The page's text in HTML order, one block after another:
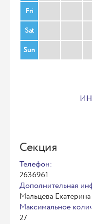
Fri
Sat
Sun
Секция
Телефон:
2636961
Дополнительная
Мальцева
Максимальное
27